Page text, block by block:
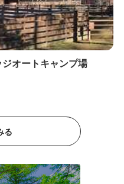
オートキャンプ場
る